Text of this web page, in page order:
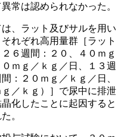
常は認められなかった。
、ラット及びサルを用い
れぞれ高用量群［ラット
６週間：２０、４０ｍｇ
ｍｇ／ｋｇ／日、１３週
：２０ｍｇ／ｋｇ／日、
／ｋｇ）］で尿中に排泄
化したことに起因すると
。